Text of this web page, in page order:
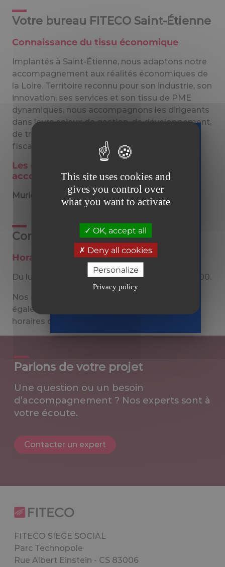
Votre bureau FITECO Saint-Étienne
Connaissance du tissu économique
Implantés à Saint-Étienne, nous adaptons notre
accompagnement aux réalités économiques de
la Loire. Territoire reconnu pour son industrie, son
innovation, ses services et son tissu de PME
dynamiques, nous accompagnons les dirigeants
dans leurs enjeux de gestion, de développement,
de transmission et de conformité sociale et
fiscale.
Les experts FITECO Saint-Étienne vous
accompagnent
Muriel DUPIN et Jean-Marie VANDERGUCHT
Contact
Horaires d’ouverture
Du lundi au vendredi : 9h00–12h00 / 14h00–17h00.
Nos experts-comptables vous reçoivent
également sur rendez-vous en dehors des
horaires d’ouverture habituels.
Parlons de votre projet
Une question ou un besoin
d’accompagnement ? Nos experts sont à
votre écoute.
Contacter un expert
FITECO SIEGE SOCIAL
Parc Technopole
Rue Albert Einstein - CS 83006
This site uses cookies and
gives you control over
what you want to activate
OK, accept all
Deny all cookies
Personalize
Privacy policy
Téléchargez
votre guide
sur la facture
électronique
Tous prêts
le 1 er
septembre
2026
en toute
sérénité